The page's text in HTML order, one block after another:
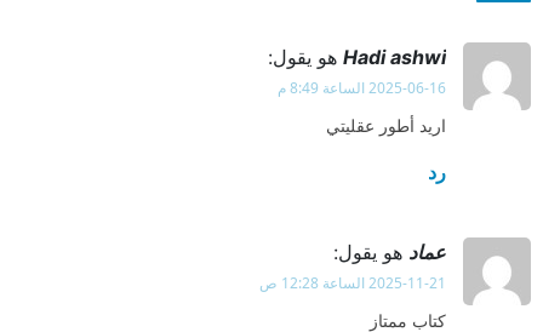
Hadi ashwi هو يقول:
2025-06-16 الساعة 8:49 م
اريد أطور عقليتي
رد
عماد هو يقول:
2025-11-21 الساعة 12:28 ص
كتاب ممتاز